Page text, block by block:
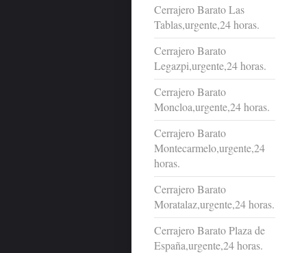
Cerrajero Barato Las
Tablas,urgente,24 horas.
Cerrajero Barato
Legazpi,urgente,24 horas.
Cerrajero Barato
Moncloa,urgente,24 horas.
Cerrajero Barato
Montecarmelo,urgente,24
horas.
Cerrajero Barato
Moratalaz,urgente,24 horas.
Cerrajero Barato Plaza de
España,urgente,24 horas.